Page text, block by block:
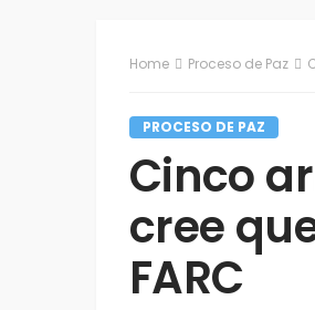
Home Proceso de Paz
PROCESO DE PAZ
Cinco
cree
FARC